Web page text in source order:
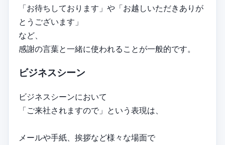
「お待ちしております」や「お越しいただきありが
とうございます」
など、
感謝の言葉と一緒に使われることが一般的です。
ビジネスシーン
ビジネスシーンにおいて
「ご来社されますので」という表現は、
メールや手紙、挨拶など様々な場面で